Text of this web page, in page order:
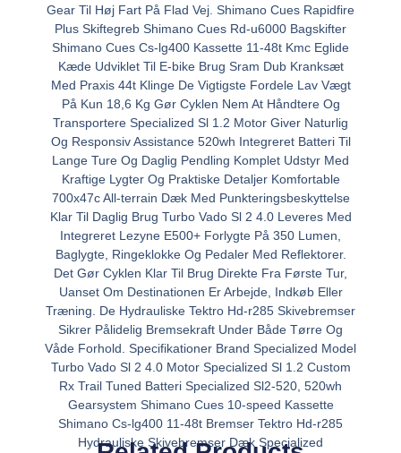
Gear Til Høj Fart På Flad Vej. Shimano Cues Rapidfire
Plus Skiftegreb Shimano Cues Rd-u6000 Bagskifter
Shimano Cues Cs-lg400 Kassette 11-48t Kmc Eglide
Kæde Udviklet Til E-bike Brug Sram Dub Kranksæt
Med Praxis 44t Klinge De Vigtigste Fordele Lav Vægt
På Kun 18,6 Kg Gør Cyklen Nem At Håndtere Og
Transportere Specialized Sl 1.2 Motor Giver Naturlig
Og Responsiv Assistance 520wh Integreret Batteri Til
Lange Ture Og Daglig Pendling Komplet Udstyr Med
Kraftige Lygter Og Praktiske Detaljer Komfortable
700x47c All-terrain Dæk Med Punkteringsbeskyttelse
Klar Til Daglig Brug Turbo Vado Sl 2 4.0 Leveres Med
Integreret Lezyne E500+ Forlygte På 350 Lumen,
Baglygte, Ringeklokke Og Pedaler Med Reflektorer.
Det Gør Cyklen Klar Til Brug Direkte Fra Første Tur,
Uanset Om Destinationen Er Arbejde, Indkøb Eller
Træning. De Hydrauliske Tektro Hd-r285 Skivebremser
Sikrer Pålidelig Bremsekraft Under Både Tørre Og
Våde Forhold. Specifikationer Brand Specialized Model
Turbo Vado Sl 2 4.0 Motor Specialized Sl 1.2 Custom
Rx Trail Tuned Batteri Specialized Sl2-520, 520wh
Gearsystem Shimano Cues 10-speed Kassette
Shimano Cs-lg400 11-48t Bremser Tektro Hd-r285
Hydrauliske Skivebremser Dæk Specialized